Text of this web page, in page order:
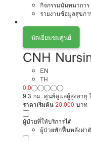
กิจกรรมนันทนาการ
รายงานข้อมูลสุขภ
นัดเยี่ยมชมศูนย์
CNH
รัชดาภิเษก
EN
TH
0.0
9.3 กม. ศูนย์ดูแลผู้สูงอายุ
ราคาเริ่มต้น 20,000 บาท
ผู้ป่วยที่ให้บริการได้
ผู้ป่วยพักฟื้นหลังผ่า